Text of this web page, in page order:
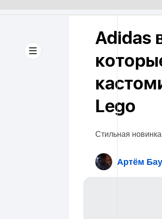
Adidas
Lego
Стильная
Артём